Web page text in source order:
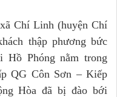
Chí Linh (huyện Chí
thập phương bức
Hồ Phóng nằm trong
QG Côn Sơn – Kiếp
Hòa đã bị đào bới